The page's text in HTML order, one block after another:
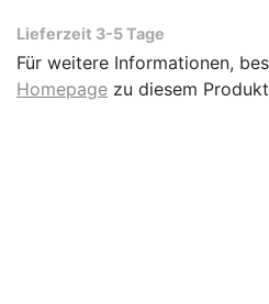
Lieferzeit 3-5 Tage
Für weitere Informationen,
Homepage zu diesem